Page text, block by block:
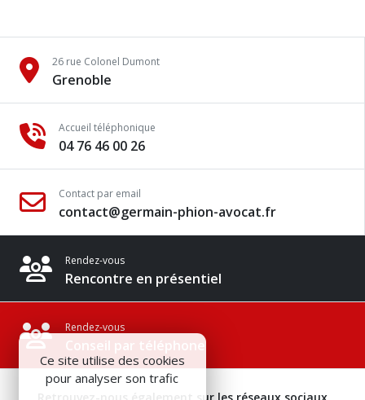
26 rue Colonel Dumont
Grenoble
Accueil téléphonique
04 76 46 00 26
Contact par email
contact@germain-phion-avocat.fr
Rendez-vous
Rencontre en présentiel
Rendez-vous
Conseil par téléphone
Ce site utilise des cookies
pour analyser son trafic